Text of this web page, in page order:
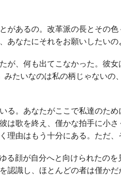
があるの。改革派の長とその
あなたにそれをお願いしたいの
が、何も出てこなかった。彼
たいなのは私の柄じゃないの
る。あなたがここで私達のた
は歌を終え、僅かな拍手に小
理由はもう十分にある。ただ
る顔が自分へと向けられたのを
認識し、ほとんどの者は僅か